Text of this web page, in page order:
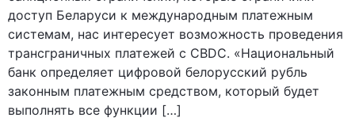
доступ Беларуси к международным платежным
системам, нас интересует возможность проведения
трансграничных платежей с CBDC. «Национальный
банк определяет цифровой белорусский рубль
законным платежным средством, который будет
выполнять все функции […]